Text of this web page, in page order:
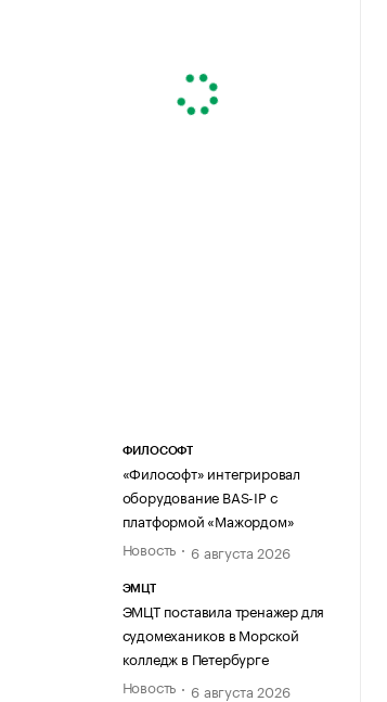
ФИЛОСОФТ
«Философт» интегрировал
оборудование BAS-IP с
платформой «Мажордом»
Новость
6 августа 2026
ЭМЦТ
ЭМЦТ поставила тренажер для
судомехаников в Морской
колледж в Петербурге
Новость
6 августа 2026